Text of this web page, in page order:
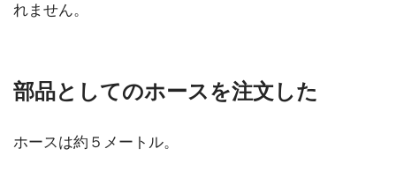
れません。
部品としてのホースを注文した
ホースは約５メートル。